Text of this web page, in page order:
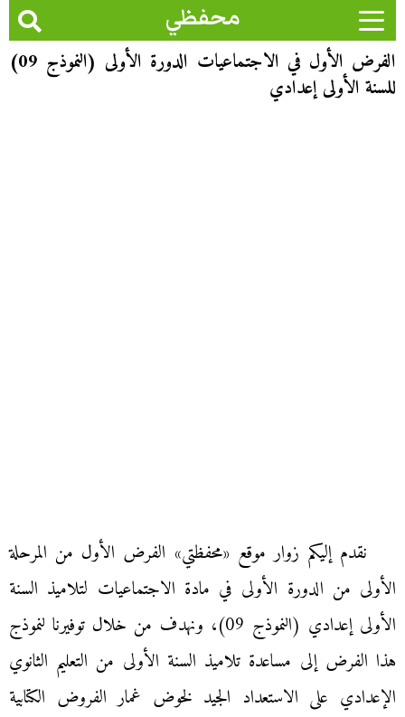
محفظي
الفرض الأول في الاجتماعيات الدورة الأولى (النموذج 09)
للسنة الأولى إعدادي
نقدم إليكم زوار موقع «محفظتي» الفرض الأول من المرحلة
الأولى من الدورة الأولى في مادة الاجتماعيات لتلاميذ السنة
الأولى إعدادي (النموذج 09)، ونهدف من خلال توفيرنا لنموذج
هذا الفرض إلى مساعدة تلاميذ السنة الأولى من التعليم الثانوي
الإعدادي على الاستعداد الجيد لخوض غمار الفروض الكتابية